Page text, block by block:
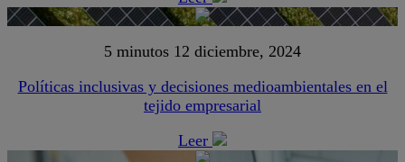
5 minutos 12 diciembre, 2024
Políticas inclusivas y decisiones medioambientales en el
tejido empresarial
Leer